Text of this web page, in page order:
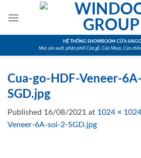
HỆ THỐNG SHOWROOM CỬA
Nhà sản xuất, phân phối Cửa gỗ, Cửa Nhựa, Cửa
Cua-go-HDF-Veneer-
SGD.jpg
Published 16/08/2021 at 1024 × 1024
Veneer-6A-soi-2-SGD.jpg